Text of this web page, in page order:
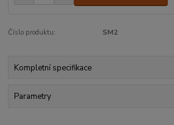
Číslo produktu: SM2
Kompletní specifikace
Parametry